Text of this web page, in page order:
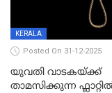
KERALA
Posted On 31-12-2025
യുവതി വാടകയ്ക്ക്
താമസിക്കുന്ന